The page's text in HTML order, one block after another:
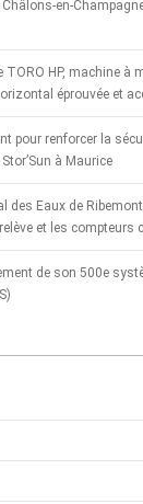
en-
TORO HP, machine à
éprouvée et
pour renforcer la
à Maurice
des Eaux de
et les compteurs
de son 500e